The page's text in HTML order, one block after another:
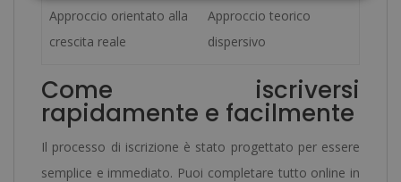
Approccio orientato alla
crescita reale
Approccio teorico
dispersivo
Come iscriversi
rapidamente e facilmente
Il processo di iscrizione è stato progettato per essere
semplice e immediato. Puoi completare tutto online in